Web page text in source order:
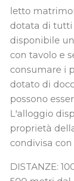
letto
dotata di tutti
disponibile
con tavolo e
consumare i
dotato di
possono
L'alloggio
proprietà
condivisa
DISTANZE: